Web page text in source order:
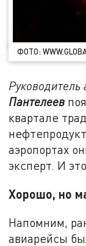
ФОТО:
Руководитель
Пантелеев
квартале
аэропортах
эксперт. И
Хорошо, но
Напомним,
авиарейсы